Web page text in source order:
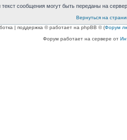
сообщения могут быть переданы на
Вернуться на
| поддержка © работает на phpBB © (Форум
Форум работает на сервере от